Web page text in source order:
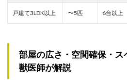
戸建て3LDK以上 〜5匹 6台以上
部屋の広さ・空間確保・ス
獣医師が解説